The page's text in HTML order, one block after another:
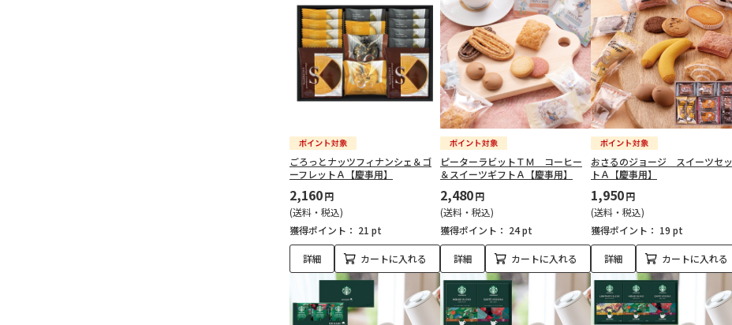
ごろっとナッツフィナンシェ＆ゴ
ーフレットＡ【慶事用】
2,160円
(送料・税込)
獲得ポイント： 21 pt
詳細 カートに入れる
ピーターラビットＴＭ コーヒー
＆スイーツギフトＡ【慶事用】
2,480円
(送料・税込)
獲得ポイント： 24 pt
詳細 カートに入れる
おさるのジョージ スイーツセッ
トＡ【慶事用】
1,950円
(送料・税込)
獲得ポイント： 19 pt
詳細 カートに入れる